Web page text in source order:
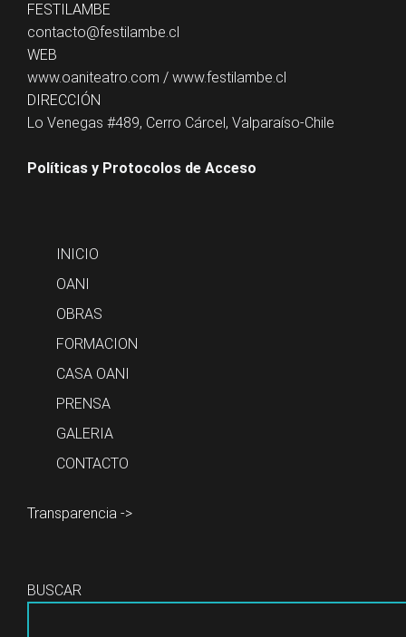
FESTILAMBE
contacto@festilambe.cl
WEB
www.oaniteatro.com / www.festilambe.cl
DIRECCIÓN
Lo Venegas #489, Cerro Cárcel, Valparaíso-Chile
Políticas y Protocolos de Acceso
INICIO
OANI
OBRAS
FORMACION
CASA OANI
PRENSA
GALERIA
CONTACTO
Transparencia ->
BUSCAR